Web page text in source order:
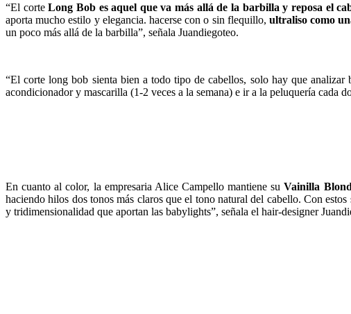
“El corteLong Bob es aquel que va más allá de la barbilla y reposa el
aporta mucho estilo y elegancia. hacerse con o sin flequillo, ultraliso como
un poco más allá de la barbilla”, señala Juandiegoteo.
“El corte long bob sienta bien a todo tipo de cabellos, solo hay que
acondicionador y mascarilla (1-2 veces a la semana) e ir a la peluquería cada
En cuanto al color, la empresaria Alice Campello mantiene suVainilla
haciendo hilos dos tonos más claros que el tono natural del cabello. Con
y tridimensionalidad que aportan las babylights”, señala el hair-designer